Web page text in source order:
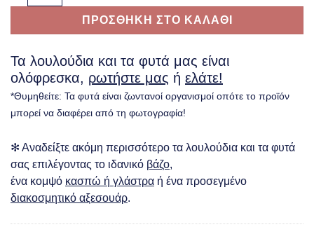
ΠΡΟΣΘΗΚΗ ΣΤΟ ΚΑΛΑΘΙ
Τα λουλούδια και τα φυτά μας είναι
ολόφρεσκα, ρωτήστε μας ή ελάτε!
*Θυμηθείτε: Τα φυτά είναι ζωντανοί οργανισμοί οπότε το προϊόν
μπορεί να διαφέρει από τη φωτογραφία!
✻ Αναδείξτε ακόμη περισσότερο τα λουλούδια και τα φυτά
σας επιλέγοντας το ιδανικό βάζο,
ένα κομψό κασπώ ή γλάστρα ή ένα προσεγμένο
διακοσμητικό αξεσουάρ.